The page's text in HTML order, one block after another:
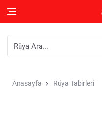
Anasayfa Rüya Tabirleri